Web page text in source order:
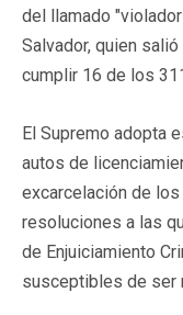
del llamado
Salvador, quien
cumplir 16 de los
El Supremo adopta
autos de
excarcelación de
resoluciones a las
de Enjuiciamiento
susceptibles de ser